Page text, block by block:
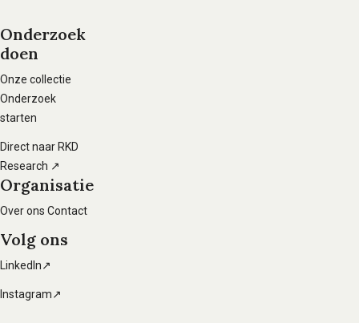
Voet
hoofdnavigatie
Onderzoek
doen
Onze collectie
Onderzoek
starten
Direct naar RKD
Research ↗
Organisatie
Over ons Contact
Volg ons
LinkedIn↗
Instagram↗